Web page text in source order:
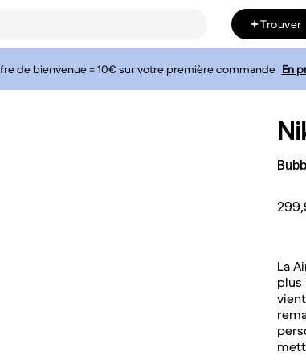
Trouver
de bienvenue = 10€ sur votre première commande En
La
plus